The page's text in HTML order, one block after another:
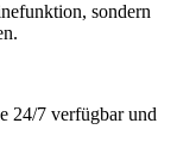
sondern
24/7 verfügbar und